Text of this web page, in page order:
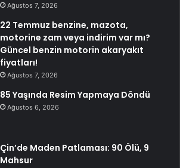
Ağustos 7, 2026
22 Temmuz benzine, mazota,
motorine zam veya indirim var mı?
Güncel benzin motorin akaryakıt
fiyatları!
Ağustos 7, 2026
85 Yaşında Resim Yapmaya Döndü
Ağustos 6, 2026
Çin’de Maden Patlaması: 90 Ölü, 9
Mahsur